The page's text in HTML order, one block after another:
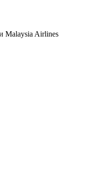
Malaysia Airlines